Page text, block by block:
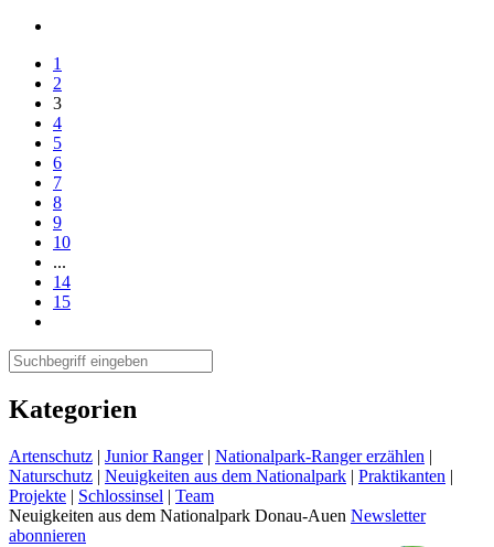
1
2
3
4
5
6
7
8
9
10
...
14
15
Kategorien
Artenschutz | Junior Ranger | Nationalpark-Ranger erzählen |
Naturschutz | Neuigkeiten aus dem Nationalpark | Praktikanten |
Projekte | Schlossinsel | Team
Neuigkeiten aus dem Nationalpark Donau-Auen Newsletter
abonnieren